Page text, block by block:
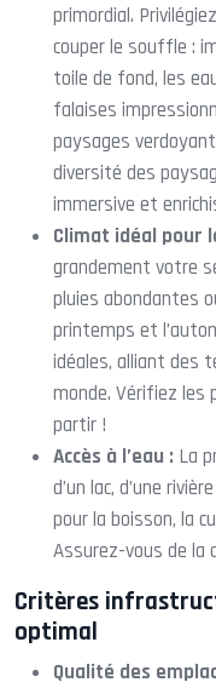
primordial.
couper le souffle :
toile de fond, les
falaises
paysages
diversité des
immersive et
Climat idéal pour
grandement votre
pluies abondantes
printemps et
idéales, alliant des
monde. Vérifiez les
partir !
Accès à l’eau : La
d’un lac, d’une
pour la boisson, la
Assurez-vous de la
Critères
optimal
Qualité des